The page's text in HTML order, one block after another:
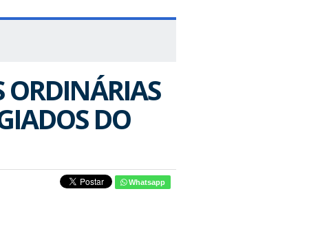
ORDINÁRIAS
DO
Whatsapp